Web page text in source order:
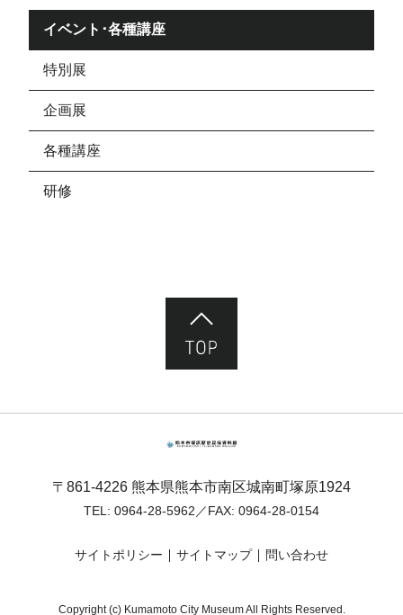
イベント･各種講座
特別展
企画展
各種講座
研修
〒861-4226 熊本県熊本市南区城南町塚原1924
TEL: 0964-28-5962 ／FAX: 0964-28-0154
サイトポリシー サイトマップ 問い合わせ
Copyright (c) Kumamoto City Museum All Rights Reserved.